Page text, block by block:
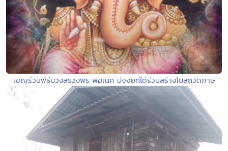
เชิญร่วมพิธีบวงสรวงพระพิฆเนศ ปัจจัยที่ได้ร่วมสร้างโบสถวัดภาษี